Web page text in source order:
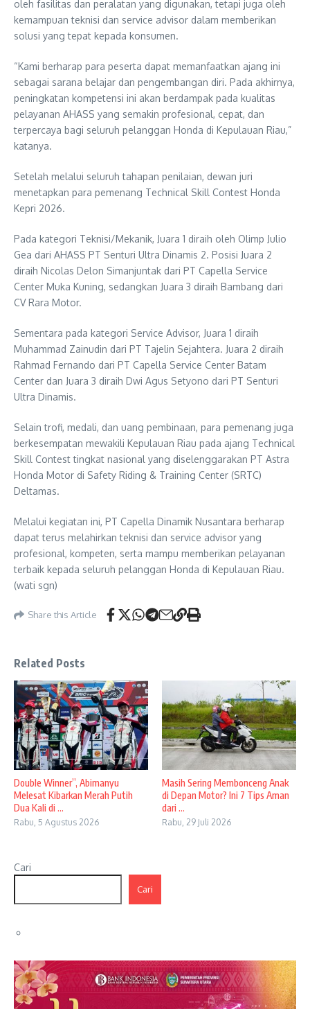
oleh fasilitas dan peralatan yang digunakan, tetapi juga oleh
kemampuan teknisi dan service advisor dalam memberikan
solusi yang tepat kepada konsumen.
“Kami berharap para peserta dapat memanfaatkan ajang ini
sebagai sarana belajar dan pengembangan diri. Pada akhirnya,
peningkatan kompetensi ini akan berdampak pada kualitas
pelayanan AHASS yang semakin profesional, cepat, dan
terpercaya bagi seluruh pelanggan Honda di Kepulauan Riau,”
katanya.
Setelah melalui seluruh tahapan penilaian, dewan juri
menetapkan para pemenang Technical Skill Contest Honda
Kepri 2026.
Pada kategori Teknisi/Mekanik, Juara 1 diraih oleh Olimp Julio
Gea dari AHASS PT Senturi Ultra Dinamis 2. Posisi Juara 2
diraih Nicolas Delon Simanjuntak dari PT Capella Service
Center Muka Kuning, sedangkan Juara 3 diraih Bambang dari
CV Rara Motor.
Sementara pada kategori Service Advisor, Juara 1 diraih
Muhammad Zainudin dari PT Tajelin Sejahtera. Juara 2 diraih
Rahmad Fernando dari PT Capella Service Center Batam
Center dan Juara 3 diraih Dwi Agus Setyono dari PT Senturi
Ultra Dinamis.
Selain trofi, medali, dan uang pembinaan, para pemenang juga
berkesempatan mewakili Kepulauan Riau pada ajang Technical
Skill Contest tingkat nasional yang diselenggarakan PT Astra
Honda Motor di Safety Riding & Training Center (SRTC)
Deltamas.
Melalui kegiatan ini, PT Capella Dinamik Nusantara berharap
dapat terus melahirkan teknisi dan service advisor yang
profesional, kompeten, serta mampu memberikan pelayanan
terbaik kepada seluruh pelanggan Honda di Kepulauan Riau.
(wati sgn)
Share this Article
Related Posts
Double Winner”, Abimanyu
Melesat Kibarkan Merah Putih
Dua Kali di ...
Rabu, 5 Agustus 2026
Masih Sering Membonceng Anak
di Depan Motor? Ini 7 Tips Aman
dari ...
Rabu, 29 Juli 2026
Cari
Cari